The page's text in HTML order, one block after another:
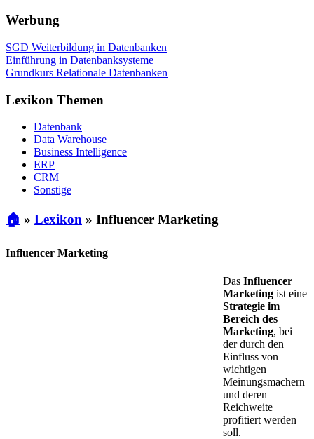
Werbung
SGD Weiterbildung in Datenbanken
Einführung in Datenbanksysteme
Grundkurs Relationale Datenbanken
Lexikon Themen
Datenbank
Data Warehouse
Business Intelligence
ERP
CRM
Sonstige
🏠 » Lexikon » Influencer Marketing
Influencer Marketing
Das Influencer
Marketing ist eine
Strategie im
Bereich des
Marketing, bei
der durch den
Einfluss von
wichtigen
Meinungsmachern
und deren
Reichweite
profitiert werden
soll.